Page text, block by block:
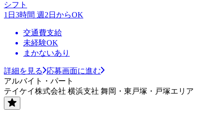
シフト
1日3時間 週2日からOK
交通費支給
未経験OK
まかないあり
詳細を見る
応募画面に進む
アルバイト・パート
テイケイ株式会社 横浜支社 舞岡・東戸塚・戸塚エリア